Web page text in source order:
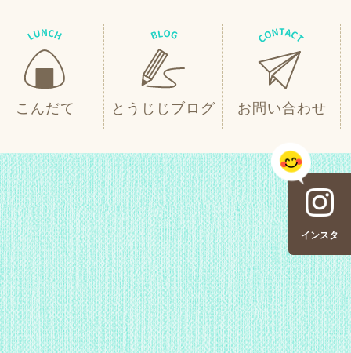
こんだて とうじじブログ お問い合わせ
インスタ